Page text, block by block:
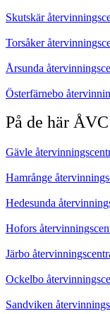
Skutskär
Torsåker
Årsunda
Österfärnebo
På de här
Gävle
Hamrånge
Hedesunda
Hofors
Järbo
Ockelbo
Sandviken